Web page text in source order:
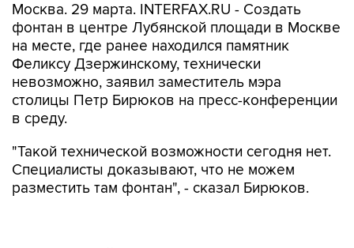
Москва. 29 марта. INTERFAX.RU - Создать
фонтан в центре Лубянской площади в Москве
на месте, где ранее находился памятник
Феликсу Дзержинскому, технически
невозможно, заявил заместитель мэра
столицы Петр Бирюков на пресс-конференции
в среду.
"Такой технической возможности сегодня нет.
Специалисты доказывают, что не можем
разместить там фонтан", - сказал Бирюков.